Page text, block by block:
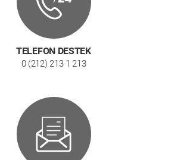
TELEFON DESTEK
0 (212) 213 1 213